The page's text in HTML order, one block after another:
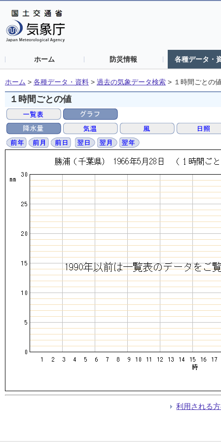
ホーム 防災情報 各種データ・
ホーム > 各種データ・資料 > 過去の気象データ検索 > １時間ごとの
１時間ごとの値
利用される